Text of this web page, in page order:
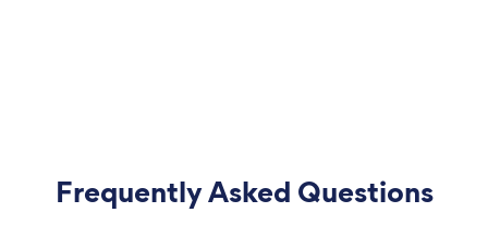
Frequently Asked Questions